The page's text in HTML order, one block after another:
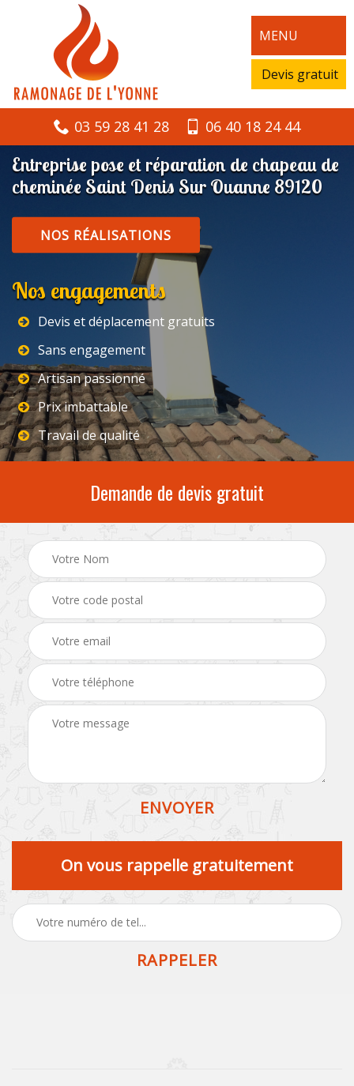
MENU
Devis gratuit
03 59 28 41 28 06 40 18 24 44
Entreprise pose et réparation de chapeau de
cheminée Saint Denis Sur Ouanne 89120
NOS RÉALISATIONS
Nos engagements
Devis et déplacement gratuits
Sans engagement
Artisan passionné
Prix imbattable
Travail de qualité
Demande de devis gratuit
On vous rappelle gratuitement